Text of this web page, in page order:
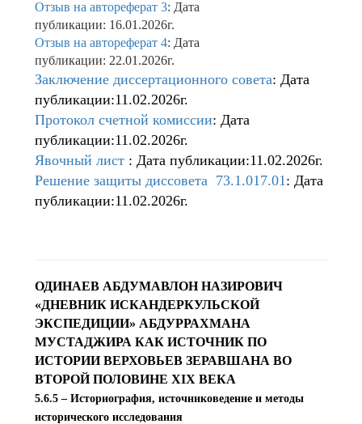
Отзыв на автореферат 3: Дата
публикации: 16.01.2026г.
Отзыв на автореферат 4: Дата
публикации: 22.01.2026г.
Заключение диссертационного совета: Дата
публикации:11.02.2026г.
Протокол счетной комиссии: Дата
публикации:11.02.2026г.
Явочный лист : Дата публикации:11.02.2026г.
Решение защиты диссовета 73.1.017.01: Дата
публикации:11.02.2026г.
ОДИНАЕВ АБДУМАВЛОН НАЗИРОВИЧ
«ДНЕВНИК ИСКАНДЕРКУЛЬСКОЙ
ЭКСПЕДИЦИИ» АБДУРРАХМАНА
МУСТАДЖИРА КАК ИСТОЧНИК ПО
ИСТОРИИ ВЕРХОВЬЕВ ЗЕРАВШАНА ВО
ВТОРОЙ ПОЛОВИНЕ XIX ВЕКА
5.6.5 – Историография, источниковедение и методы
исторического исследования